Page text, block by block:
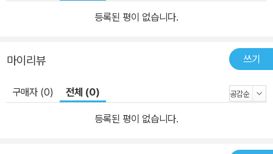
자본주의, 종교, 음모론, 배타적 민족주의, 능력주의, 반페미니즘을 추
“오바마 대통령은 해수면 상승을 늦추고 지구를 치유하겠노라 약속
롬니의 말에서 드러나는 보수의 한 가지 특성은 인류애보다 자신의
가족과 친구에 대한 사랑을 더욱 강하게 중시한다는 것인데, 이러한
등록된 평이 없습니다.
마이리뷰 쓰기
구매자 (0) 전체 (0)
등록된 평이 없습니다.